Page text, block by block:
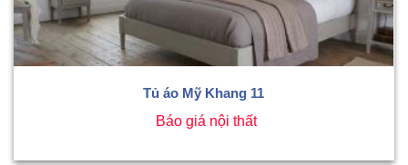
Tủ áo Mỹ Khang 11
Báo giá nội thất